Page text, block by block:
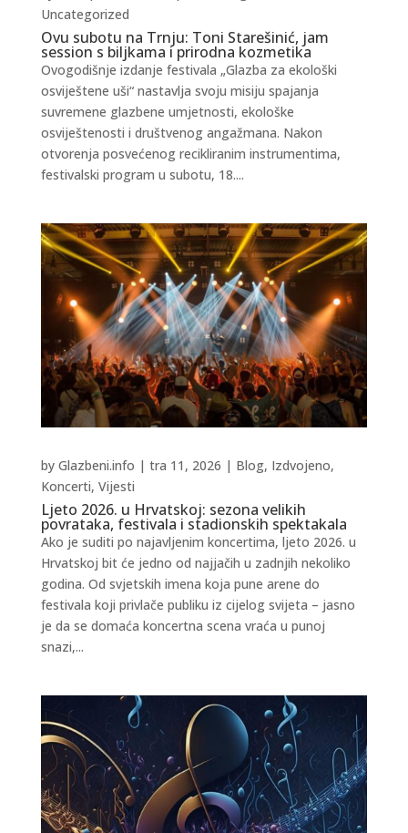
Ovu subotu na Trnju: Toni Starešinić, jam
session s biljkama i prirodna kozmetika
Uncategorized
Ovogodišnje izdanje festivala „Glazba za ekološki
osviještene uši“ nastavlja svoju misiju spajanja
suvremene glazbene umjetnosti, ekološke
osviještenosti i društvenog angažmana. Nakon
otvorenja posvećenog recikliranim instrumentima,
festivalski program u subotu, 18....
Ljeto 2026. u Hrvatskoj: sezona velikih
povrataka, festivala i stadionskih spektakala
by Glazbeni.info | tra 11, 2026 | Blog, Izdvojeno,
Koncerti, Vijesti
Ako je suditi po najavljenim koncertima, ljeto 2026. u
Hrvatskoj bit će jedno od najjačih u zadnjih nekoliko
godina. Od svjetskih imena koja pune arene do
festivala koji privlače publiku iz cijelog svijeta – jasno
je da se domaća koncertna scena vraća u punoj
snazi,...